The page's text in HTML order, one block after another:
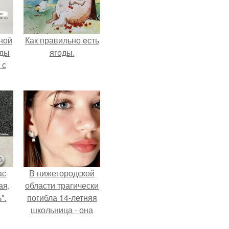
Как правильно eсть
ягоды.
В нижегородской
области трагически
погибла 14-летняя
школьница - она